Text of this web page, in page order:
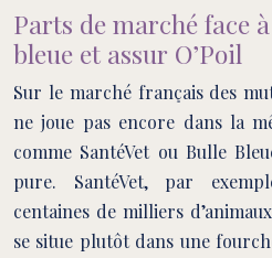
Parts de marché face
bleue et assur O’Poil
Sur le marché français des
ne joue pas encore dans la
comme SantéVet ou Bulle
pure. SantéVet, par
centaines de milliers
se situe plutôt dans une